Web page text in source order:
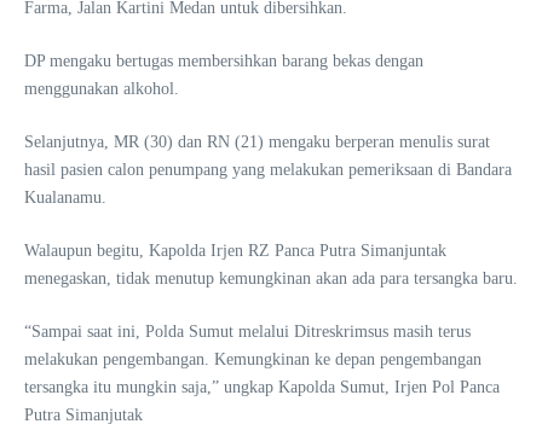
Farma, Jalan Kartini Medan untuk dibersihkan.
DP mengaku bertugas membersihkan barang bekas dengan
menggunakan alkohol.
Selanjutnya, MR (30) dan RN (21) mengaku berperan menulis surat
hasil pasien calon penumpang yang melakukan pemeriksaan di Bandara
Kualanamu.
Walaupun begitu, Kapolda Irjen RZ Panca Putra Simanjuntak
menegaskan, tidak menutup kemungkinan akan ada para tersangka baru.
“Sampai saat ini, Polda Sumut melalui Ditreskrimsus masih terus
melakukan pengembangan. Kemungkinan ke depan pengembangan
tersangka itu mungkin saja,” ungkap Kapolda Sumut, Irjen Pol Panca
Putra Simanjutak